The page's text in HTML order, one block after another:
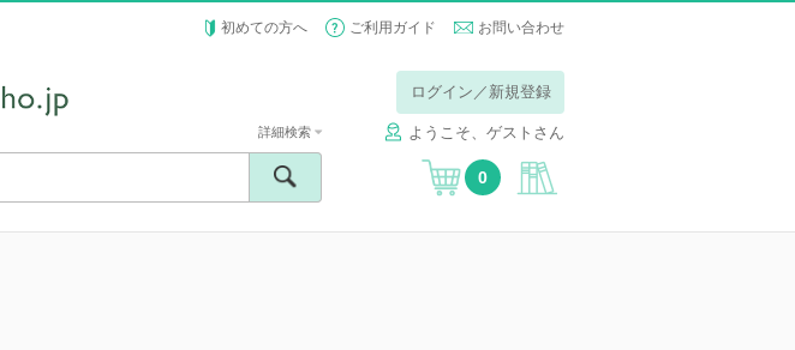
初めての方へ ご利用ガイド お問い合わせ
ログイン／新規登録
ようこそ、ゲストさん
詳細検索
0